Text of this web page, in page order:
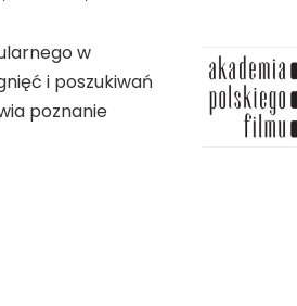
w
i poszukiwań
poznanie